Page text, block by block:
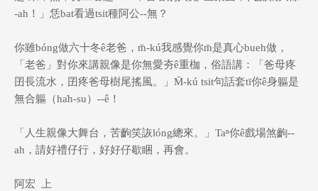
-ah！」恁bat看過tsit種阿公--無？
你雖bóng做六十冬ê老爸，m̄-kú我感覺你m̄是真心bueh做，
「老爸」對你來講親像是你無愛夯ê重枷，俗語講：「爸母疼
囝長流水，囝疼爸母樹尾搖風。」M̄-kú tsit句話套tī你ê身軀是
無合軀（ha̍h-su）--ê！
「人生親像大舞台，苦齣笑詼lóng總來。」Taⁿ你ê戲場煞齣--
ah，請好禮仔行，好好仔歇睏，再會。
阿宏 上